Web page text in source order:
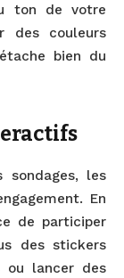
ton de votre
des couleurs
bien du
les
En
de participer
des stickers
ou lancer des